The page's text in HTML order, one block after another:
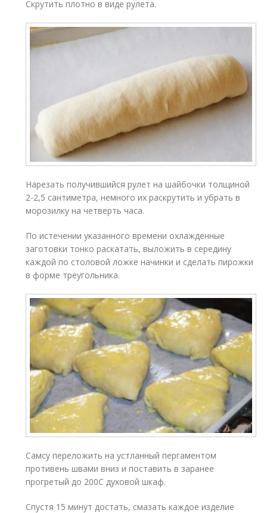
Скрутить плотно в виде рулета.
Нарезать получившийся рулет на шайбочки толщиной
2-2,5 сантиметра, немного их раскрутить и убрать в
морозилку на четверть часа.
По истечении указанного времени охлажденные
заготовки тонко раскатать, выложить в середину
каждой по столовой ложке начинки и сделать пирожки
в форме треугольника.
Самсу переложить на устланный пергаментом
противень швами вниз и поставить в заранее
прогретый до 200С духовой шкаф.
Спустя 15 минут достать, смазать каждое изделие